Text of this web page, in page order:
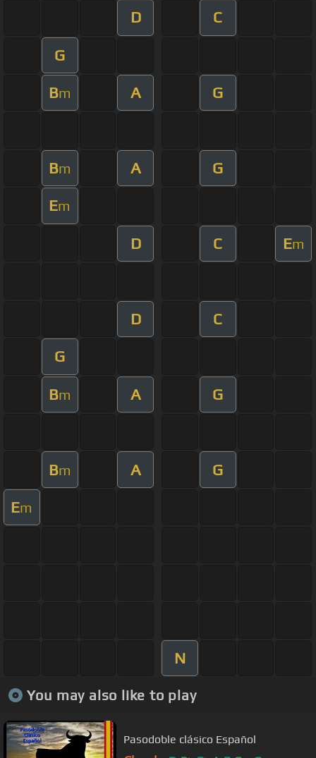
D C
G
Bm A G
Bm A G
Em
D C Em
D C
G
Bm A G
Bm A G
Em
N
You may also like to play
Pasodoble clásico Español